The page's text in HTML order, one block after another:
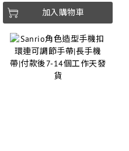
加入購物車